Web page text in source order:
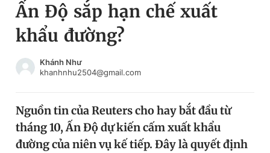
Chuyên mục
Chuyên mục khác
Tin thị trường Tin 360
Đổi mật khẩu
Tin đã lưu
Tin đã xem
Đăng xuất
Ấn Độ sắp hạn chế xuất
khẩu đường?
Khánh Như
khanhnhu2504@gmail.com
Nguồn tin của Reuters cho hay bắt đầu từ
tháng 10, Ấn Độ dự kiến cấm xuất khẩu
đường của niên vụ kế tiếp. Đây là quyết định